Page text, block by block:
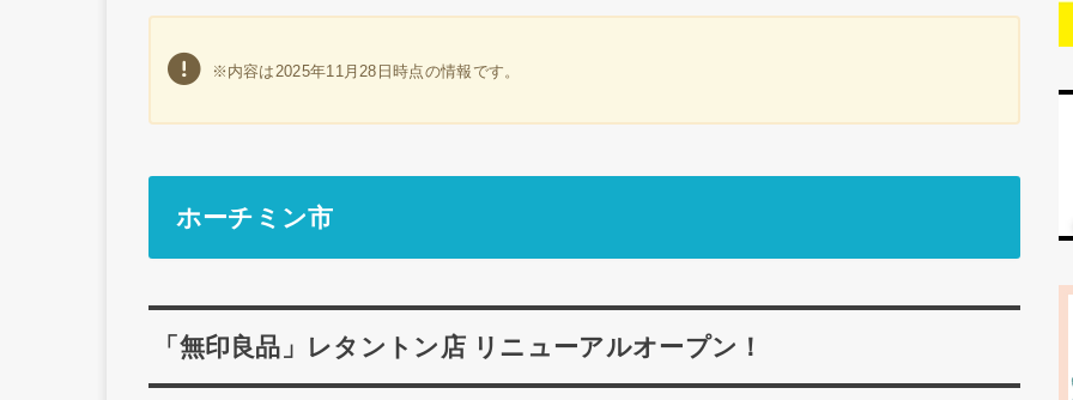
※内容は2025年11月28日時点の情報です。
ホーチミン市
「無印良品」レタントン店 リニューアルオープン！